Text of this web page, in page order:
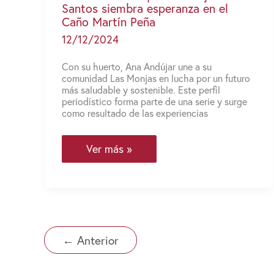
Santos siembra esperanza en el
Caño Martín Peña
12/12/2024
Con su huerto, Ana Andújar une a su
comunidad Las Monjas en lucha por un futuro
más saludable y sostenible. Este perfil
periodístico forma parte de una serie y surge
como resultado de las experiencias
Voces
del
Andújar
Santos
siembra
Ver más »
← Anterior